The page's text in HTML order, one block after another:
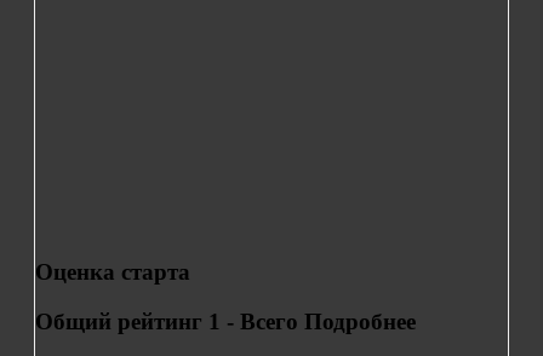
Оценка старта
Общий рейтинг 1 - Всего Подробнее